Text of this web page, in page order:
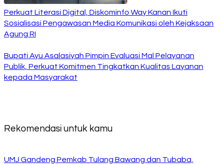
Perkuat Literasi Digital, Diskominfo Way Kanan Ikuti
Sosialisasi Pengawasan Media Komunikasi oleh Kejaksaan
Agung RI
Bupati Ayu Asalasiyah Pimpin Evaluasi Mal Pelayanan
Publik, Perkuat Komitmen Tingkatkan Kualitas Layanan
kepada Masyarakat
Rekomendasi untuk kamu
UMJ Gandeng Pemkab Tulang Bawang dan Tubaba,